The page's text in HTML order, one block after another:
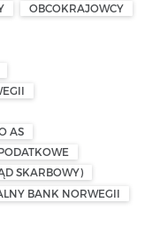
OBCOKRAJOWCY
AS
SKARBOWY)
BANK NORWEGII